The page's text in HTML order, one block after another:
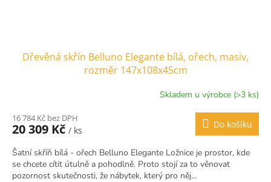
Dřevěná skřín Belluno Elegante bílá, ořech, masiv,
rozměr 147x108x45cm
Skladem u výrobce (>3 ks)
16 784 Kč bez DPH
20 309 Kč / ks
Do košíku
Šatní skříň bílá - ořech Belluno Elegante Ložnice je prostor, kde
se chcete cítit útulně a pohodlně. Proto stojí za to věnovat
pozornost skutečnosti, že nábytek, který pro něj...